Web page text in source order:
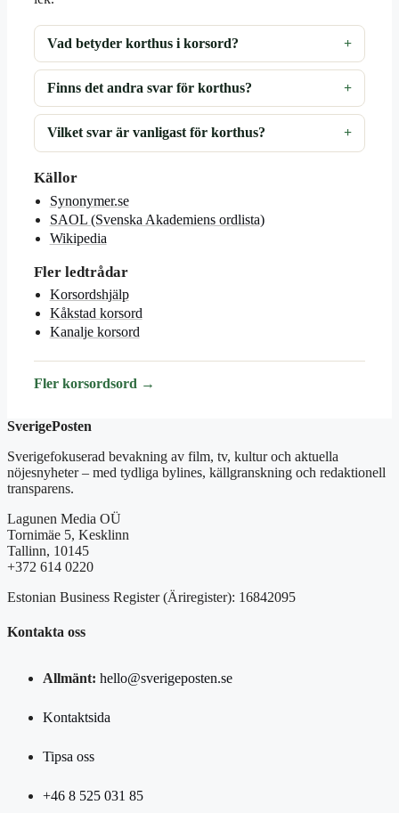
Vad betyder korthus i korsord?
Finns det andra svar för korthus?
Vilket svar är vanligast för korthus?
Källor
Synonymer.se
SAOL (Svenska Akademiens ordlista)
Wikipedia
Fler ledtrådar
Korsordshjälp
Kåkstad korsord
Kanalje korsord
Fler korsordsord →
SverigePosten
Sverigefokuserad bevakning av film, tv, kultur och aktuella
nöjesnyheter – med tydliga bylines, källgranskning och redaktionell
transparens.
Lagunen Media OÜ
Tornimäe 5, Kesklinn
Tallinn, 10145
+372 614 0220
Estonian Business Register (Äriregister): 16842095
Kontakta oss
Allmänt: hello@sverigeposten.se
Kontaktsida
Tipsa oss
+46 8 525 031 85